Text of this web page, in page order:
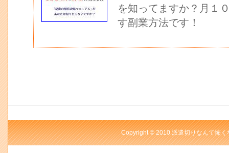
を知ってますか？月１
す副業方法です！
Copyright © 2010 派遣切りなんて怖